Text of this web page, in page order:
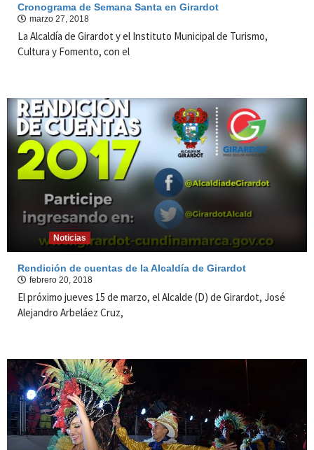
Cronograma de Semana Santa en Girardot
marzo 27, 2018
La Alcaldía de Girardot y el Instituto Municipal de Turismo,
Cultura y Fomento, con el
Noticias
Rendición de cuentas de la Alcaldía de Girardot
febrero 20, 2018
El próximo jueves 15 de marzo, el Alcalde (D) de Girardot, José
Alejandro Arbeláez Cruz,